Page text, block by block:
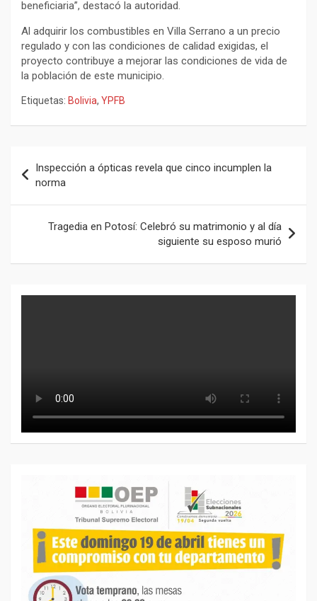
beneficiaria”, destacó la autoridad.
Al adquirir los combustibles en Villa Serrano a un precio
regulado y con las condiciones de calidad exigidas, el
proyecto contribuye a mejorar las condiciones de vida de
la población de este municipio.
Etiquetas: Bolivia, YPFB
de
entradas
Inspección a ópticas revela que cinco incumplen la
norma
Tragedia en Potosí: Celebró su matrimonio y al día
siguiente su esposo murió